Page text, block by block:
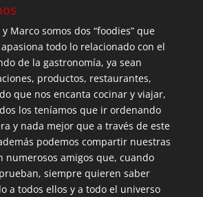
y Marco somos dos “foodies” que
todo lo relacionado con el
de la gastronomía, ya sean
productos, restaurantes,
que nos encanta cocinar y viajar,
los teníamos que ir ordenando
y nada mejor que a través de este
podemos compartir nuestras
numerosos amigos que, cuando
siempre quieren saber
a todos ellos y a todo el universo